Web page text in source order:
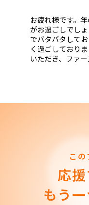
お疲れ様です。
がお過ごしでし
でバタバタして
く過ごしており
いただき、ファ
こ
応
もう